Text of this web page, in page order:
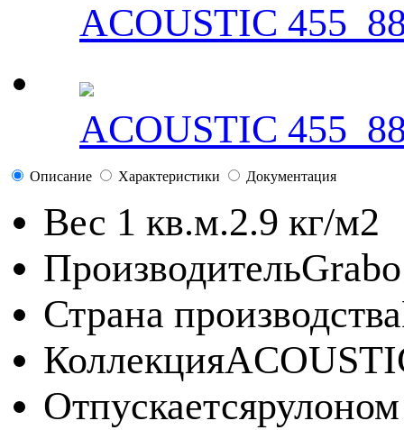
ACOUSTIC
ACOUSTIC
Описание Характеристики Документация
Вес 1 кв.м.2.9 кг/м2
ПроизводительGrabo
Страна производства
Коллекция
Отпускаетсярулоном